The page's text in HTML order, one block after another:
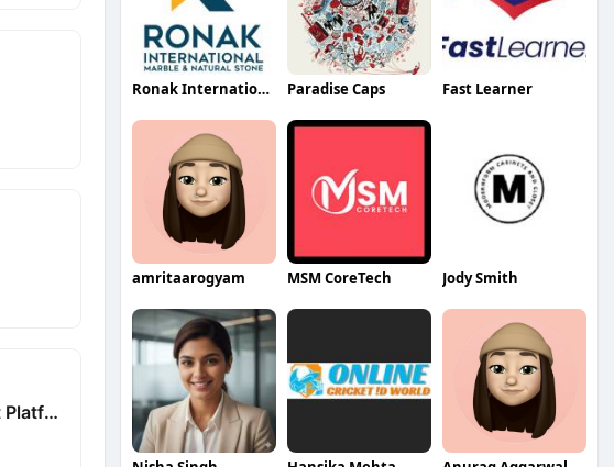
Adtunez PPC Management Platform
Ronak International Paradise Caps Fast Learner
amritaarogyam MSM CoreTech Jody Smith